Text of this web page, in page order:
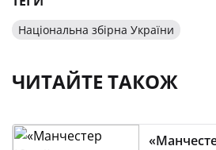
Національна збірна України
ЧИТАЙТЕ ТАКОЖ